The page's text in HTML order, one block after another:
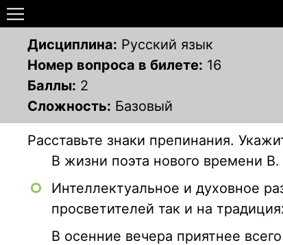
Дисциплина: Русский язык
Номер вопроса в билете: 16
Баллы: 2
Сложность: Базовый
Расставьте знаки препинания.
В жизни поэта нового времени
Интеллектуальное и духовное
просветителей так и на
В осенние вечера приятнее